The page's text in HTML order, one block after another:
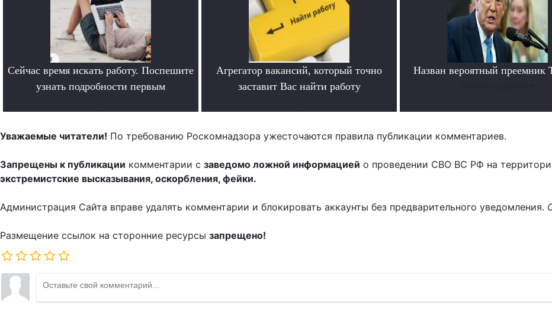
Сейчас время искать работу. Поспешите
узнать подробности первым
Агрегатор вакансий, который точно
заставит Вас найти работу
Назван вероятный преемник
Уважаемые читатели! По требованию Роскомнадзора ужесточаются правила публикации комментариев.
Запрещены к публикации комментарии с заведомо ложной информацией о проведении СВО ВС РФ на
экстремистские высказывания, оскорбления, фейки.
Администрация Сайта вправе удалять комментарии и блокировать аккаунты без предварительного уведомления.
Размещение ссылок на сторонние ресурсы запрещено!